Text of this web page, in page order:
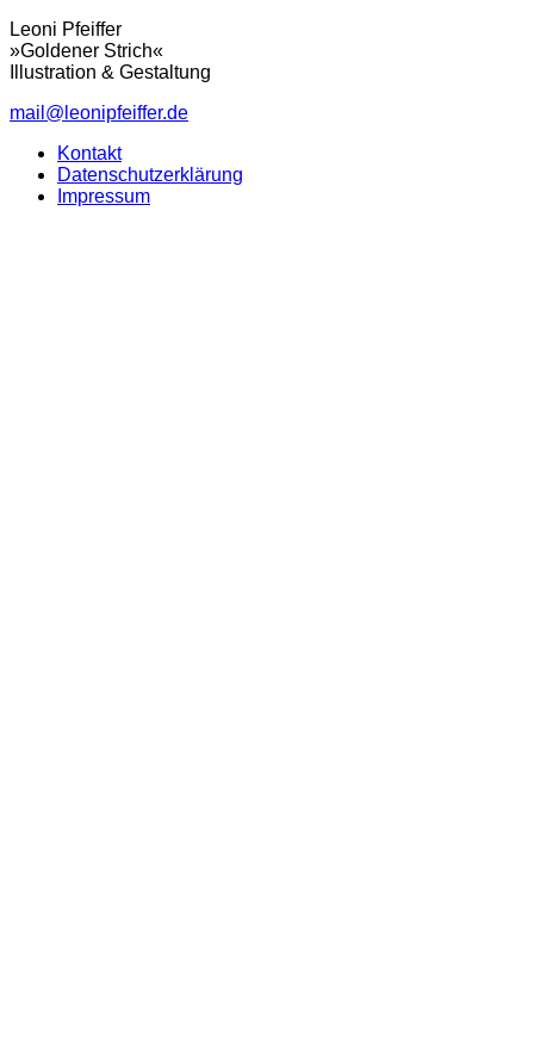
Leoni Pfeiffer
»Goldener Strich«
Illustration & Gestaltung
mail@leonipfeiffer.de
Kontakt
Datenschutzerklärung
Impressum